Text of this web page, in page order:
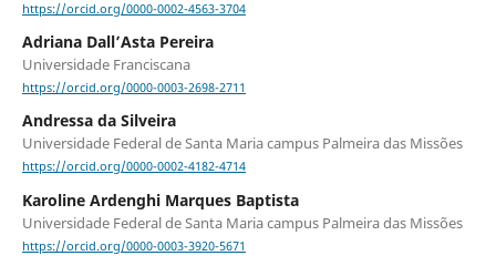
https://orcid.org/0000-0002-4563-3704
Adriana Dall’Asta Pereira
Universidade Franciscana
https://orcid.org/0000-0003-2698-2711
Andressa da Silveira
Universidade Federal de Santa Maria campus Palmeira das Missões
https://orcid.org/0000-0002-4182-4714
Karoline Ardenghi Marques Baptista
Universidade Federal de Santa Maria campus Palmeira das Missões
https://orcid.org/0000-0003-3920-5671